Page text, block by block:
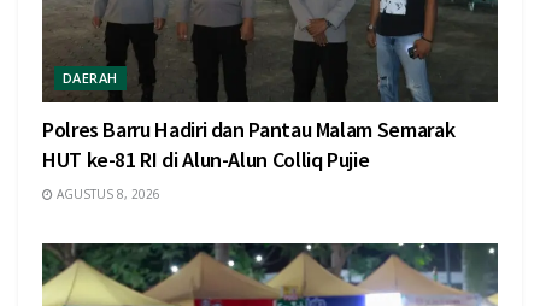
DAERAH
Polres Barru Hadiri dan Pantau Malam Semarak
HUT ke-81 RI di Alun-Alun Colliq Pujie
AGUSTUS 8, 2026